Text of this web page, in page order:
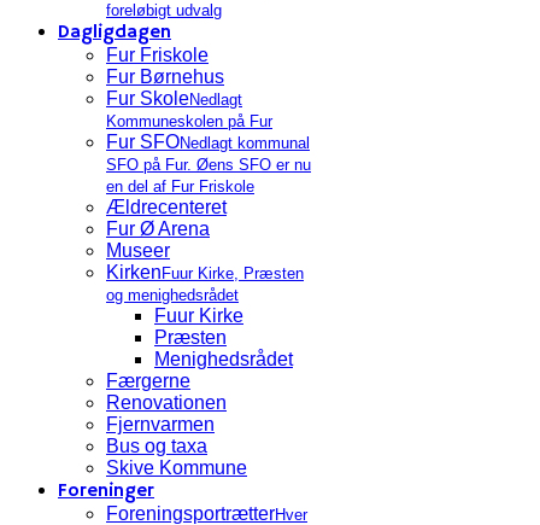
foreløbigt udvalg
Dagligdagen
Fur Friskole
Fur Børnehus
Fur SkoleNedlagt
Kommuneskolen på Fur
Fur SFONedlagt kommunal
SFO på Fur. Øens SFO er nu
en del af Fur Friskole
Ældrecenteret
Fur Ø Arena
Museer
Kirken Fuur Kirke, Præsten
og menighedsrådet
Fuur Kirke
Præsten
Menighedsrådet
Færgerne
Renovationen
Fjernvarmen
Bus og taxa
Skive Kommune
Foreninger
ForeningsportrætterHver